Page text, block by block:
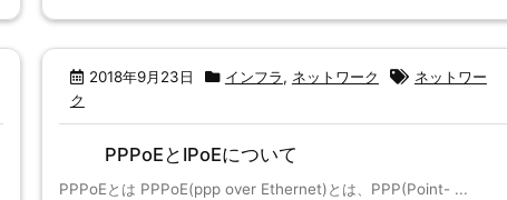
2018年9月23日 インフラ, ネットワーク
ネットワー
ク
PPPoEとIPoEについて
PPPoEとは PPPoE(ppp over Ethernet)とは、PPP(Point- ...